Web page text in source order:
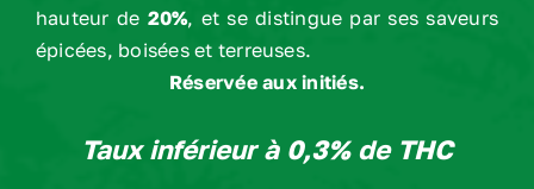
hauteur de 20%, et se distingue par ses saveurs
épicées, boisées et terreuses.
Réservée aux initiés.
Taux inférieur à 0,3% de THC